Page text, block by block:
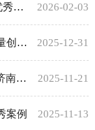
2026-02-03
彰
2025-12-31
例
2025-11-21
办
2025-11-13
案例